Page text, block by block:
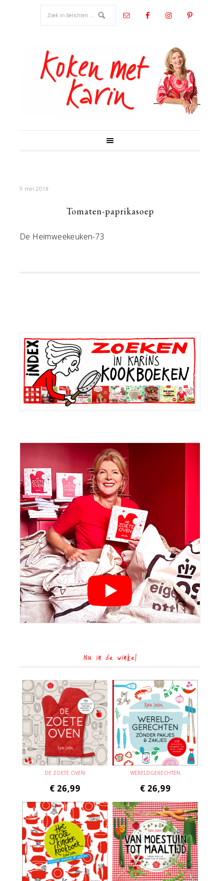
9 mei 2018
Tomaten-paprikasoep
De Heimweekeuken-73
Primaire
Sidebar
Nu in de winkel
DE ZOETE OVEN
€ 26,99
WERELDGERECHTEN
€ 26,99